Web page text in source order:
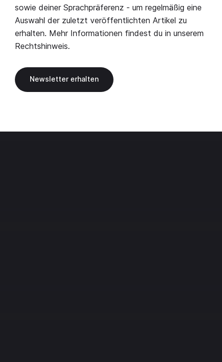
sowie deiner Sprachpräferenz - um regelmäßig eine
Auswahl der zuletzt veröffentlichten Artikel zu
erhalten. Mehr Informationen findest du in unserem
Rechtshinweis.